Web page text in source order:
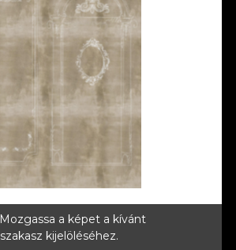
Mozgassa a képet a kívánt
szakasz kijelöléséhez.